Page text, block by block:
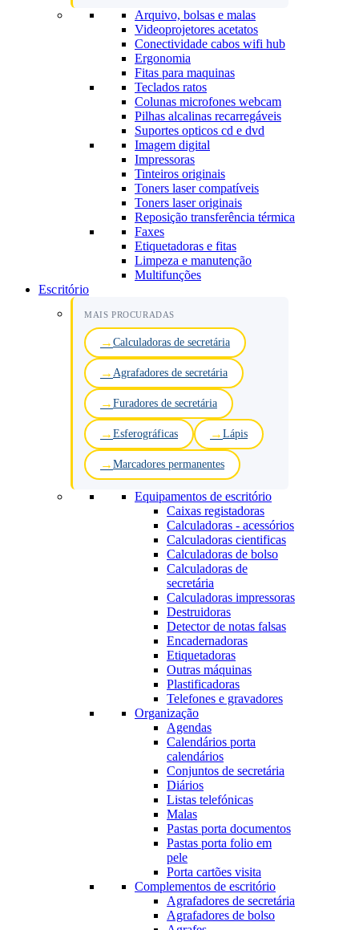
Arquivo, bolsas e malas
Videoprojetores acetatos
Conectividade cabos wifi hub
Ergonomia
Fitas para maquinas
Teclados ratos
Colunas microfones webcam
Pilhas alcalinas recarregáveis
Suportes opticos cd e dvd
Imagem digital
Impressoras
Tinteiros originais
Toners laser compatíveis
Toners laser originais
Reposição transferência térmica
Faxes
Etiquetadoras e fitas
Limpeza e manutenção
Multifunções
Escritório
MAIS PROCURADAS
Calculadoras de secretária
Agrafadores de secretária
Furadores de secretária
Esferográficas Lápis
Marcadores permanentes
Equipamentos de escritório
Caixas registadoras
Calculadoras - acessórios
Calculadoras cientificas
Calculadoras de bolso
Calculadoras de
secretária
Calculadoras impressoras
Destruidoras
Detector de notas falsas
Encadernadoras
Etiquetadoras
Outras máquinas
Plastificadoras
Telefones e gravadores
Organização
Agendas
Calendários porta
calendários
Conjuntos de secretária
Diários
Listas telefónicas
Malas
Pastas porta documentos
Pastas porta folio em
pele
Porta cartões visita
Complementos de escritório
Agrafadores de secretária
Agrafadores de bolso